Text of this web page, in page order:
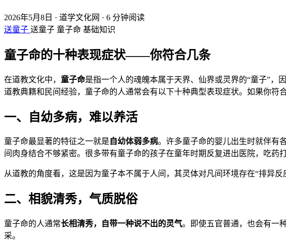
2026年5月8日 · 道学文化网 · 6 分钟阅读
送童子 送童子 童子命 基础知识
童子命的十种表现症状——你符合几条
在道教文化中， 童子命是指一个人的魂魄本属于天界、仙界或灵界的“童子”
道教典籍和民间经验，童子命的人通常会有以下十种典型表现症状。如果你符
一、自幼多病，难以养活
童子命最显著的特征之一就是 自幼体弱多病。许多童子命的婴儿出生时就伴有
间肉身结合不够紧密。很多带有童子命的孩子在童年时期反复进出医院，吃药
从道教的角度看，这是因为童子本不属于人间，其灵体对凡间环境存在“排异
二、相貌清秀，气质脱俗
童子命的人通常长相清秀，自带一种说不出的灵气。即使五官普通，也会有一
采。